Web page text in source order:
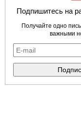
Подпишитесь на
Получайте одно
важными